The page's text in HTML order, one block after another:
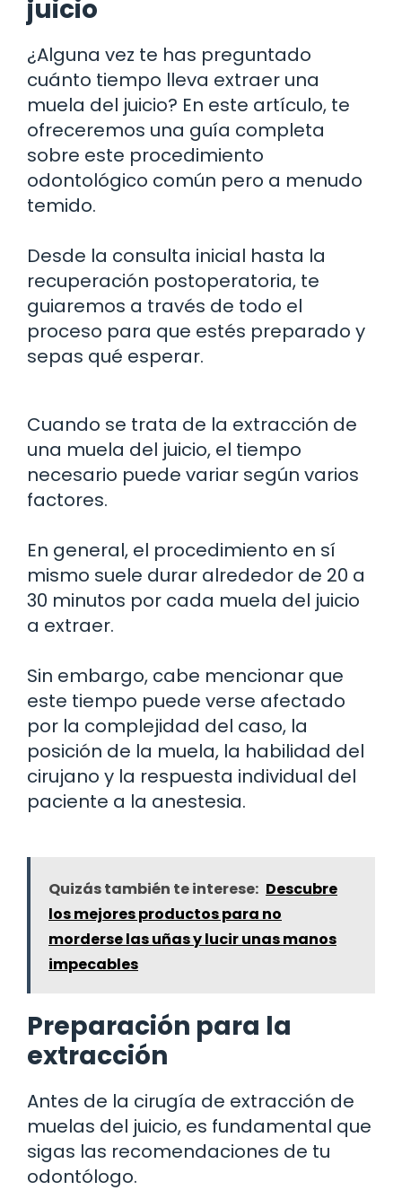
juicio
¿Alguna vez te has preguntado
cuánto tiempo lleva extraer una
muela del juicio? En este artículo, te
ofreceremos una guía completa
sobre este procedimiento
odontológico común pero a menudo
temido.
Desde la consulta inicial hasta la
recuperación postoperatoria, te
guiaremos a través de todo el
proceso para que estés preparado y
sepas qué esperar.
Cuando se trata de la extracción de
una muela del juicio, el tiempo
necesario puede variar según varios
factores.
En general, el procedimiento en sí
mismo suele durar alrededor de 20 a
30 minutos por cada muela del juicio
a extraer.
Sin embargo, cabe mencionar que
este tiempo puede verse afectado
por la complejidad del caso, la
posición de la muela, la habilidad del
cirujano y la respuesta individual del
paciente a la anestesia.
Quizás también te interese: Descubre
los mejores productos para no
morderse las uñas y lucir unas manos
impecables
Preparación para la
extracción
Antes de la cirugía de extracción de
muelas del juicio, es fundamental que
sigas las recomendaciones de tu
odontólogo.